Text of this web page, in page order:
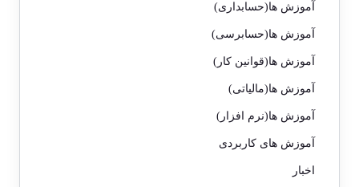
آموزش ها(حسابداری)
آموزش ها(حسابرسی)
آموزش ها(قوانین کار)
آموزش ها(مالیاتی)
آموزش ها(نرم افزار)
آموزش های کاربردی
اخبار